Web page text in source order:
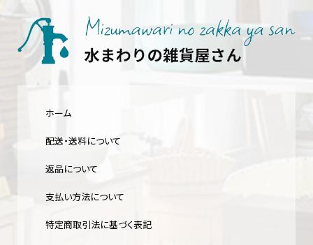
ホーム
配送・送料について
返品について
支払い方法について
特定商取引法に基づく表記